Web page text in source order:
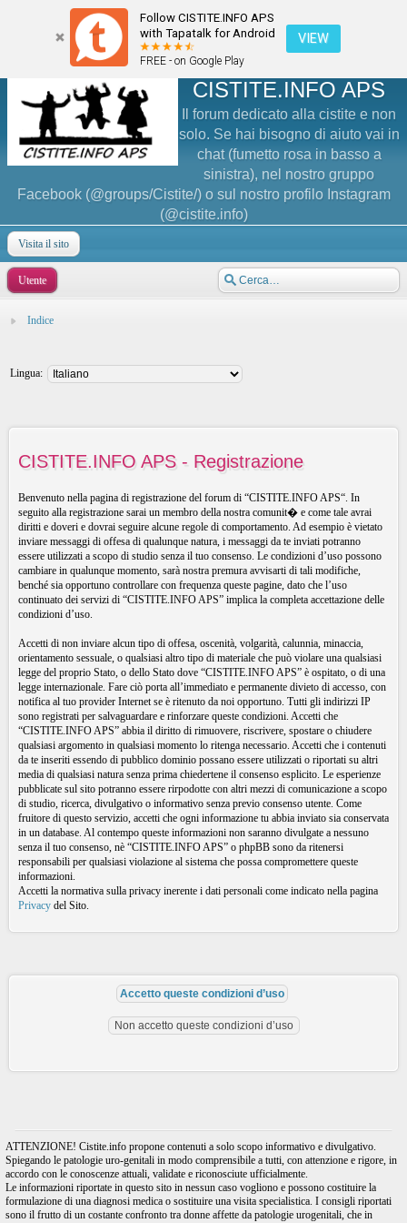
Follow CISTITE.INFO APS
with Tapatalk for Android
FREE - on Google Play
VIEW
CISTITE.INFO APS
Il forum dedicato alla cistite e non
solo. Se hai bisogno di aiuto vai in
chat (fumetto rosa in basso a
sinistra), nel nostro gruppo
Facebook (@groups/Cistite/) o sul nostro profilo Instagram
(@cistite.info)
Visita il sito
Utente
Indice
Lingua:
CISTITE.INFO APS - Registrazione
Benvenuto nella pagina di registrazione del forum di “CISTITE.INFO APS“. In
seguito alla registrazione sarai un membro della nostra comunit� e come tale avrai
diritti e doveri e dovrai seguire alcune regole di comportamento. Ad esempio è vietato
inviare messaggi di offesa di qualunque natura, i messaggi da te inviati potranno
essere utilizzati a scopo di studio senza il tuo consenso. Le condizioni d’uso possono
cambiare in qualunque momento, sarà nostra premura avvisarti di tali modifiche,
benché sia opportuno controllare con frequenza queste pagine, dato che l’uso
continuato dei servizi di “CISTITE.INFO APS” implica la completa accettazione delle
condizioni d’uso.
Accetti di non inviare alcun tipo di offesa, oscenità, volgarità, calunnia, minaccia,
orientamento sessuale, o qualsiasi altro tipo di materiale che può violare una qualsiasi
legge del proprio Stato, o dello Stato dove “CISTITE.INFO APS” è ospitato, o di una
legge internazionale. Fare ciò porta all’immediato e permanente divieto di accesso, con
notifica al tuo provider Internet se è ritenuto da noi opportuno. Tutti gli indirizzi IP
sono registrati per salvaguardare e rinforzare queste condizioni. Accetti che
“CISTITE.INFO APS” abbia il diritto di rimuovere, riscrivere, spostare o chiudere
qualsiasi argomento in qualsiasi momento lo ritenga necessario. Accetti che i contenuti
da te inseriti essendo di pubblico dominio possano essere utilizzati o riportati su altri
media di qualsiasi natura senza prima chiedertene il consenso esplicito. Le esperienze
pubblicate sul sito potranno essere rirpodotte con altri mezzi di comunicazione a scopo
di studio, ricerca, divulgativo o informativo senza previo consenso utente. Come
fruitore di questo servizio, accetti che ogni informazione tu abbia inviato sia conservata
in un database. Al contempo queste informazioni non saranno divulgate a nessuno
senza il tuo consenso, nè “CISTITE.INFO APS” o phpBB sono da ritenersi
responsabili per qualsiasi violazione al sistema che possa compromettere queste
informazioni.
Accetti la normativa sulla privacy inerente i dati personali come indicato nella pagina
Privacy del Sito.
ATTENZIONE! Cistite.info propone contenuti a solo scopo informativo e divulgativo.
Spiegando le patologie uro-genitali in modo comprensibile a tutti, con attenzione e rigore, in
accordo con le conoscenze attuali, validate e riconosciute ufficialmente.
Le informazioni riportate in questo sito in nessun caso vogliono e possono costituire la
formulazione di una diagnosi medica o sostituire una visita specialistica. I consigli riportati
sono il frutto di un costante confronto tra donne affette da patologie urogenitali, che in